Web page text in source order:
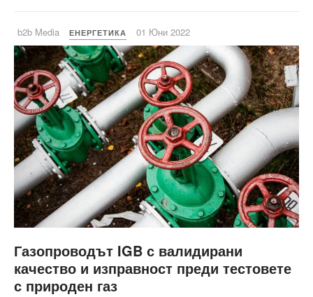
b2b Media ЕНЕРГЕТИКА 01 Юни 2022
Газопроводът IGB с валидирани
качество и изправност преди тестовете
с природен газ